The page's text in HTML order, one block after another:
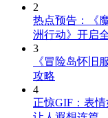
2
热点预告：《
洲行动》开启
3
《冒险岛怀旧
攻略
4
正惊GIF：表